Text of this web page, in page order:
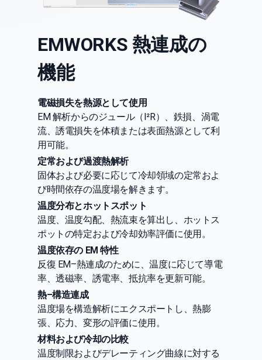
EMWORKS 熱連成の
機能
電磁損失を熱源として使用
EM 解析からのジュール（I²R）、鉄損、渦電
流、誘電損失を体積または表面熱源として利
用可能。
定常および過渡熱解析
固体および必要に応じて冷却領域の定常およ
び時間依存の温度場を解きます。
温度分布とホットスポット
温度、温度勾配、熱流束を算出し、ホットス
ポットの特定および冷却効率評価に使用。
温度依存の EM 特性
反復 EM–熱連成のために、温度に応じて導電
率、透磁率、誘電率、抵抗率を更新可能。
熱–構造連成
温度場を構造解析にエクスポートし、熱膨
張、応力、変形の評価に使用。
材料および冷却の比較
温度制限およびデレーティング曲線に対する